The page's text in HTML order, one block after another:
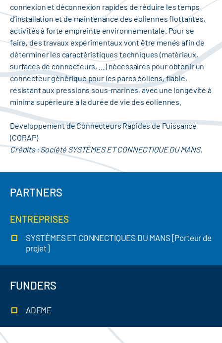
connexion et déconnexion rapides de réduire les temps
d’installation et de maintenance des éoliennes flottantes,
activités à forte empreinte environnementale. Pour se
faire, des travaux expérimentaux vont être menés afin de
déterminer les caractéristiques techniques (matériaux,
surfaces de connecteurs, …) nécessaires pour obtenir un
connecteur générique pour les parcs éoliens, fiable,
résistant aux pressions sous-marines, avec une longévité à
minima supérieure à la durée de vie des éoliennes.
Développement de Connecteurs Rapides de Puissance
(CORAP)
Crédits : Société SYSTÈMES ET CONNECTIQUE DU MANS.
PARTNERS
ENTREPRISES
SYSTÈMES ET CONNECTIQUES DU MANS [Porteur de
projet]
FUNDERS
ADEME